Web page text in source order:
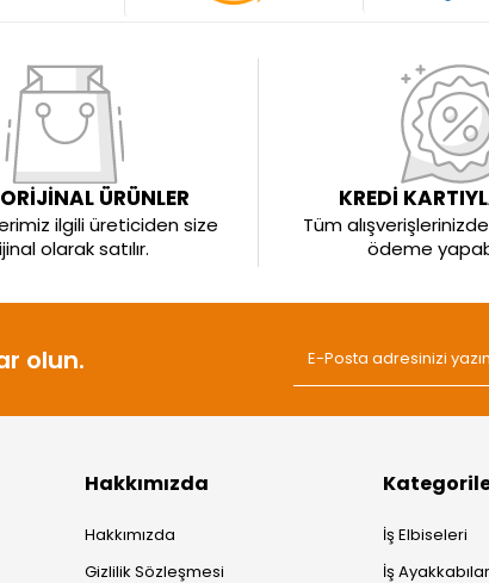
ÜRÜNLER
ilgili üreticiden size
olarak satılır.
KREDİ
Tüm
ödeme
olun.
Hakkımızda
Hakkımızda
Gizlilik Sözleşmesi
İş Elbiseleri
İş